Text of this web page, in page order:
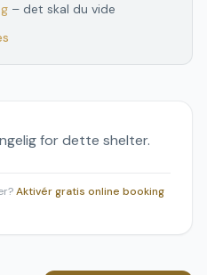
– det skal du vide
for dette shelter.
Aktivér gratis online booking